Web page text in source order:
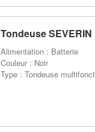
Tondeuse SEVERIN
Alimentation : Batterie
Couleur : Noir
Type : Tondeuse